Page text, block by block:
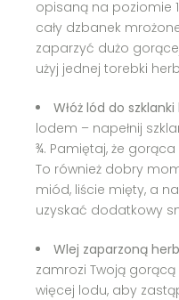
opisaną na poziomie
cały dzbanek
zaparzyć dużo
użyj jednej torebki
Włóż lód do
lodem – napełnij
¾. Pamiętaj, że
To również dobry
miód, liście mięty, a
uzyskać dodatkowy
Wlej zaparzoną
zamrozi Twoją
więcej lodu, aby